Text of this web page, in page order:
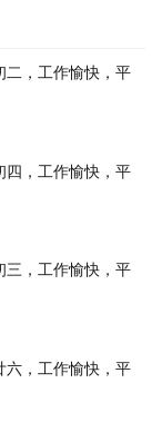
二，工作愉快，平
四，工作愉快，平
三，工作愉快，平
六，工作愉快，平